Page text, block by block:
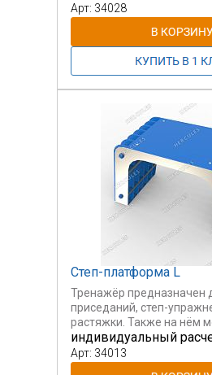
Арт: 34028
Степ-платформа L
Тренажёр предназначен
приседаний, степ-
растяжки. Также на нём
индивидуальный
Арт: 34013